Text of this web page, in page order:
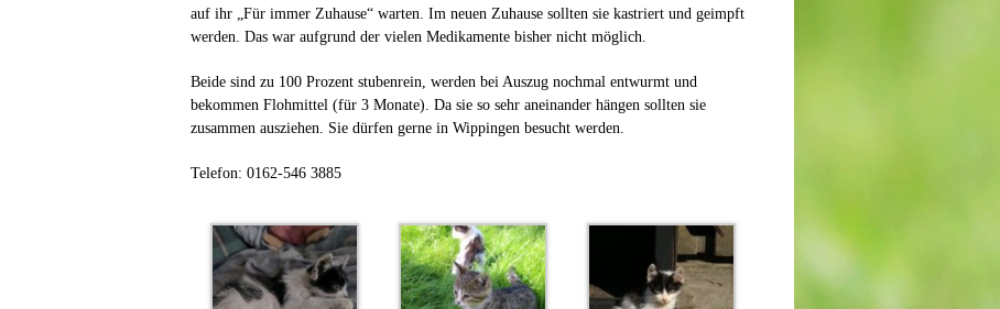
auf ihr „Für immer Zuhause“ warten. Im neuen Zuhause sollten sie kastriert und geimpft
werden. Das war aufgrund der vielen Medikamente bisher nicht möglich.
Beide sind zu 100 Prozent stubenrein, werden bei Auszug nochmal entwurmt und
bekommen Flohmittel (für 3 Monate). Da sie so sehr aneinander hängen sollten sie
zusammen ausziehen. Sie dürfen gerne in Wippingen besucht werden.
Telefon: 0162-546 3885